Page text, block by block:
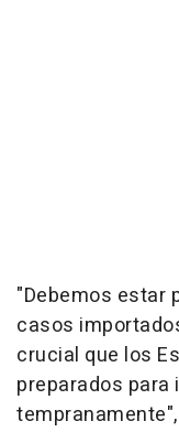
"Debemos estar
casos
crucial que los
preparados